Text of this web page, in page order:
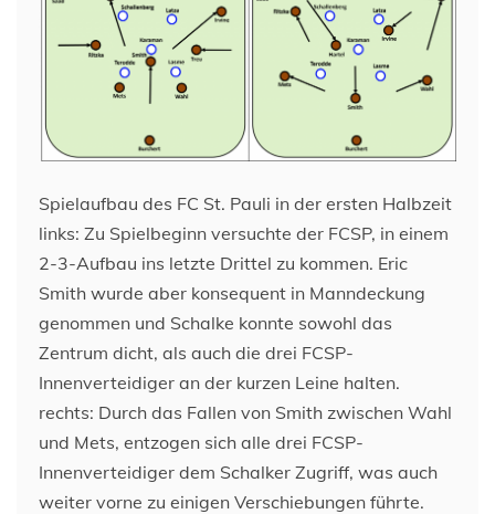
Spielaufbau des FC St. Pauli in der ersten Halbzeit
links: Zu Spielbeginn versuchte der FCSP, in einem
2-3-Aufbau ins letzte Drittel zu kommen. Eric
Smith wurde aber konsequent in Manndeckung
genommen und Schalke konnte sowohl das
Zentrum dicht, als auch die drei FCSP-
Innenverteidiger an der kurzen Leine halten.
rechts: Durch das Fallen von Smith zwischen Wahl
und Mets, entzogen sich alle drei FCSP-
Innenverteidiger dem Schalker Zugriff, was auch
weiter vorne zu einigen Verschiebungen führte.